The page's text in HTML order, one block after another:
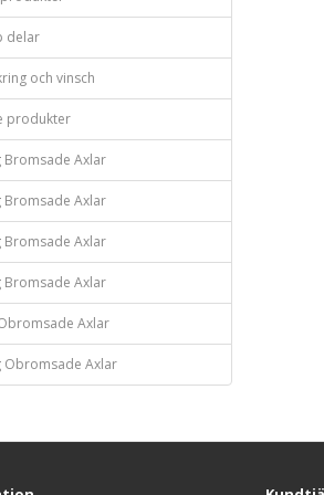
delar
och vinsch
produkter
Bromsade Axlar
Bromsade Axlar
Bromsade Axlar
Bromsade Axlar
Axlar
Obromsade Axlar